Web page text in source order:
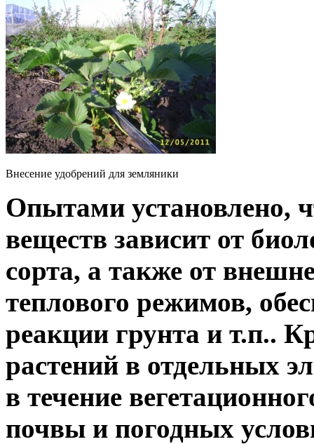
Внесение удобрений для земляники
Опытами установлено,
веществ зависит от
сорта, а также от
теплового режимов,
реакции грунта и т.п..
растений в отдельных
в течение
почвы и погодных